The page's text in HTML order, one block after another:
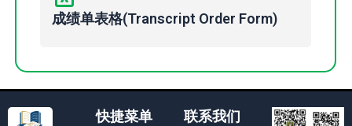
成绩单表格(Transcript Order Form)
快捷菜单 联系我们